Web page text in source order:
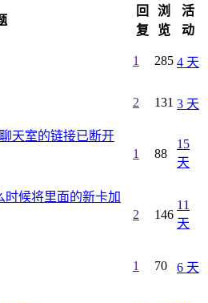
回
复
浏
览
活
动
1 285 4 天
2 131 3 天
天室的链接已断开
1 88
15
天
候将里面的新卡加
2 146
11
天
1 70 6 天